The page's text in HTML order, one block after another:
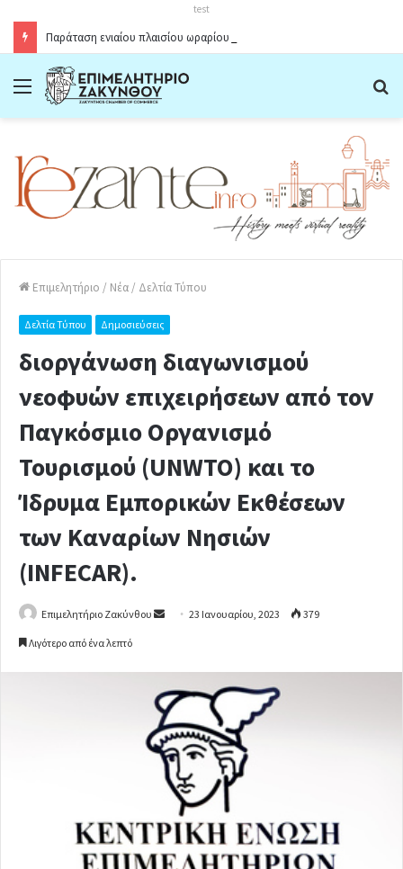
test
Menu
Επιμελητήριο / Νέα / Δελτία Τύπου
Δελτία Τύπου Δημοσιεύσεις
διοργάνωση διαγωνισμού
νεοφυών επιχειρήσεων από τον
Παγκόσμιο Οργανισμό
Τουρισμού (UNWTO) και το
Ίδρυμα Εμπορικών Εκθέσεων
των Καναρίων Νησιών
(INFECAR).
Επιμελητήριο Ζακύνθου
a
n
e
m
a
l
23 Ιανουαρίου, 2023 379
Λιγότερο από ένα λεπτό